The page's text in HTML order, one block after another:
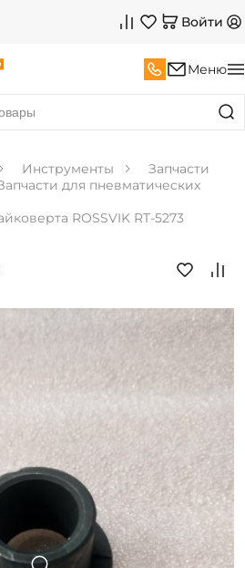
Войти
Меню
Инструменты
Запчасти
для пневматических
ROSSVIK RT-5273